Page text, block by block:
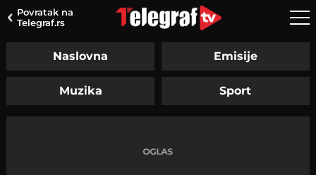
Povratak na
Telegraf.rs
Naslovna Emisije
Muzika Sport